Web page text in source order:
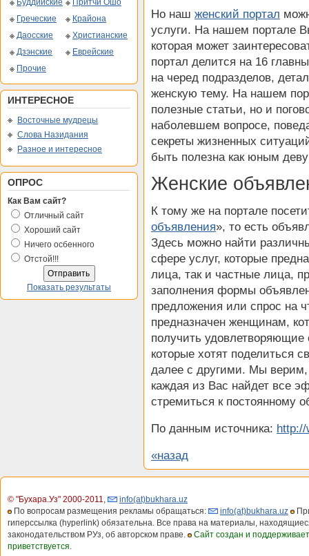
Буддийские
Притчи Ошо
Греческие
Крайона
Даосские
Христианские
Дзэнские
Еврейские
Прочие
ИНТЕРЕСНОЕ
Восточные мудрецы
Слова Назидания
Разное и интересное
ОПРОС
Как Вам сайт?
Отличный сайт
Хороший сайт
Ничего осбенного
Отстой!!!
Показать результаты
Но наш женский портал
услуги. На нашем портале
которая может
портал делится на 16
на черед подразделов,
женскую тему. На нашем
полезные статьи, но и
наболевшем вопросе,
секреты жизненных
быть полезна как юным
Женские
К тому же на портале
объявления», то есть
Здесь можно найти
сфере услуг, которые
лица, так и частные лица,
заполнения формы
предложения или спрос на
предназначен женщинам,
получить
которые хотят поделиться
далее с другими. Мы верим,
каждая из Вас найдет все
стремиться к постоянному
По данным источника:
«назад
© "Бухара.Уз" 2000-2011,
info(at)bukhara.uz
По вопросам размещения рекламы обращаться:
info(at)bukhara.uz
гиперссылка (hyperlink) обязательна. Все права на материалы,
законодательством РУз, об авторском праве.
Сайт создан и
приветствуется.